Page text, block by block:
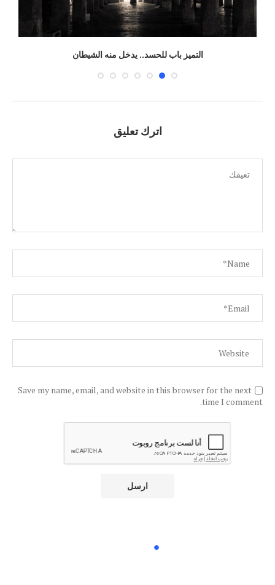
التميز باب للحسد.. يدخل منه الشيطان
اترك تعليق
Save my name, email, and website in this browser for the next
time I comment.